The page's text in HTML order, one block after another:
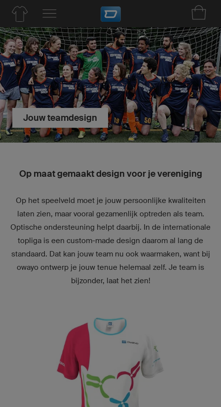
Jouw teamdesign
Op maat gemaakt design voor je vereniging
Op het speelveld moet je jouw persoonlijke kwaliteiten
laten zien, maar vooral gezamenlijk optreden als team.
Optische ondersteuning helpt daarbij. In de internationale
topliga is een custom-made design daarom al lang de
standaard. Dat kan jouw team nu ook waarmaken, want bij
owayo ontwerp je jouw tenue helemaal zelf. Je team is
bijzonder, laat het zien!